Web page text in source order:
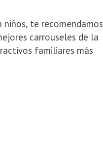
niños, te recomendamos
carrouseles de la
familiares más